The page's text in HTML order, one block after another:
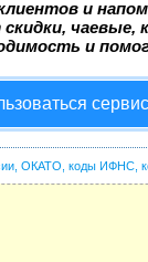
и
и
ОКАТО, коды ИФНС,